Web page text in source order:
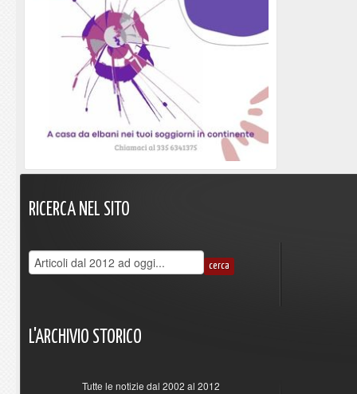
RICERCA NEL SITO
L'ARCHIVIO STORICO
Tutte le notizie dal 2002 al 2012